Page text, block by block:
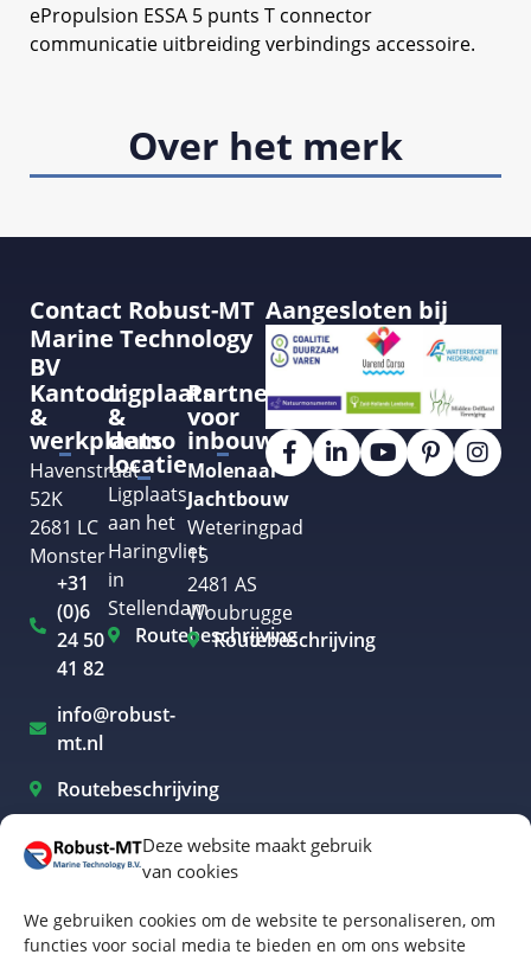
Deze website maakt gebruik
van cookies
We gebruiken cookies om de website te personaliseren, om
functies voor social media te bieden en om ons website
Over het merk
ePropulsion ESSA 5 punts T connector
communicatie uitbreiding verbindings accessoire.
Contact Robust-MT
Marine Technology
BV
Kantoor
&
werkplaats
Havenstraat
52K
2681 LC
Monster
+31
(0)6
24 50
41 82
info@robust-
mt.nl
Routebeschrijving
Ligplaats
&
demo
locatie
Ligplaats
aan het
Haringvliet
in
Stellendam
Routebeschrijving
Partner
voor
inbouw
Molenaar
Jachtbouw
Weteringpad
15
2481 AS
Woubrugge
Routebeschrijving
Aangesloten bij
Elektrisch varen Westland
Elektrisch varen Rotterdam